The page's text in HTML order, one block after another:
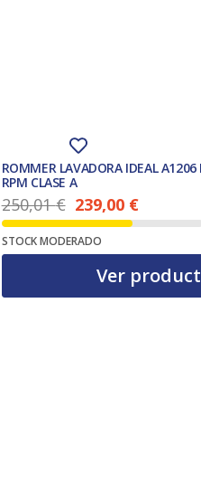
ROMMER LAVADORA IDEAL
RPM CLASE A
250,01€
El precio original era: 250,01 €.
239,00 €
El precio actual es: 239,00 €.
STOCK MODERADO
Ver